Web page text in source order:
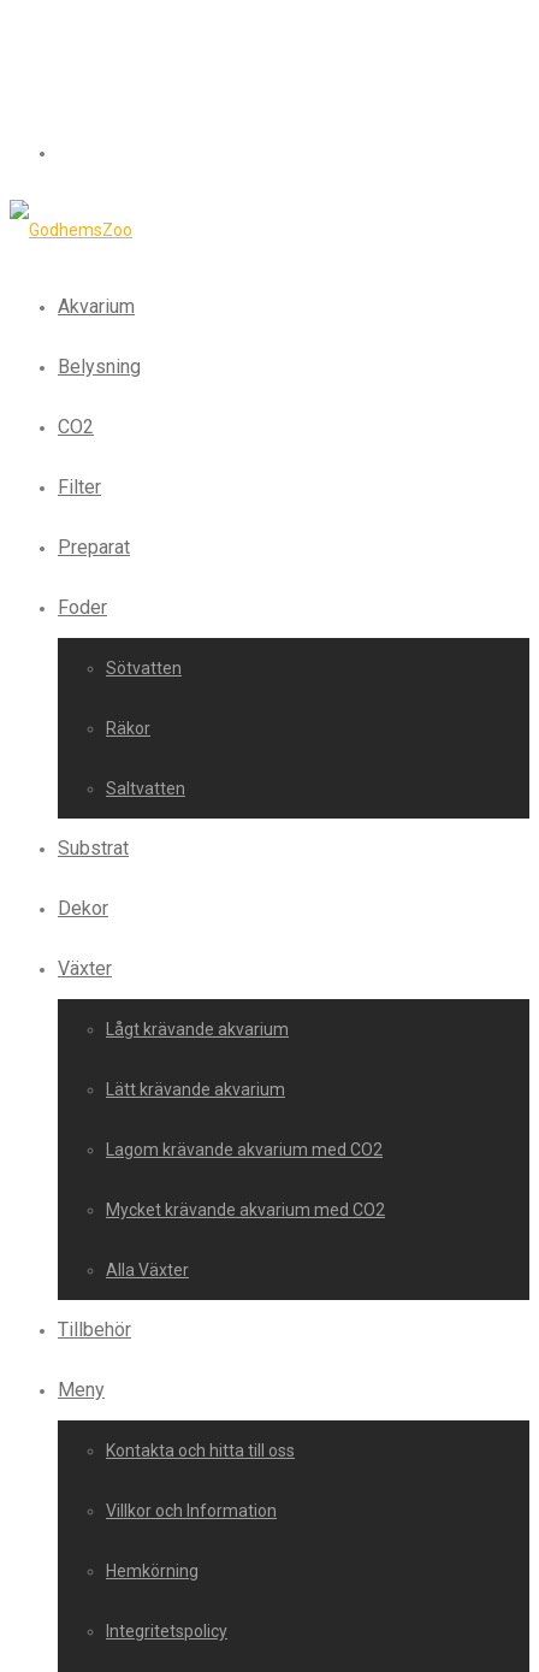
Akvarium
Belysning
CO2
Filter
Preparat
Foder
Sötvatten
Räkor
Saltvatten
Substrat
Dekor
Växter
Lågt krävande akvarium
Lätt krävande akvarium
Lagom krävande akvarium med CO2
Mycket krävande akvarium med CO2
Alla Växter
Tillbehör
Meny
Kontakta och hitta till oss
Villkor och Information
Hemkörning
Integritetspolicy